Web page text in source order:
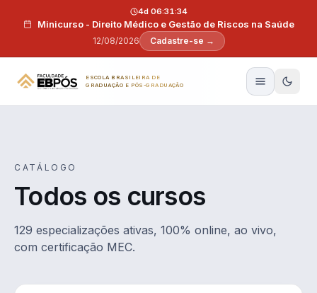
Minicurso - Direito Médico e Gestão de Riscos na Saúde
12/08/2026
4d 06:31:33
Cadastre-se →
ESCOLA BRASILEIRA DE
GRADUAÇÃO E PÓS-GRADUAÇÃO
CATÁLOGO
Todos os cursos
129 especializações ativas, 100% online, ao vivo,
com certificação MEC.